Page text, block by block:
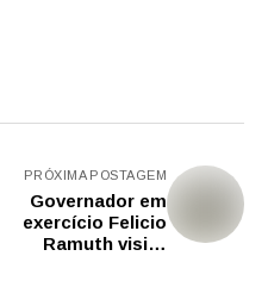
PRÓXIMA POSTAGEM
Governador em
exercício Felicio
Ramuth visita